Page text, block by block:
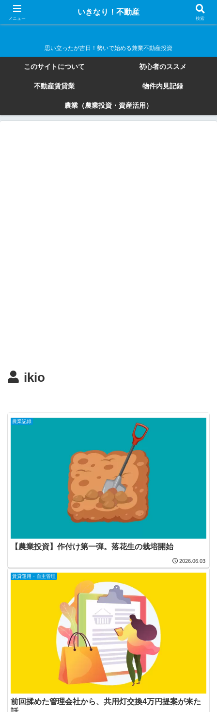
いきなり！不動産
思い立ったが吉日！勢いで始める兼業不動産投資
このサイトについて 初心者のススメ
不動産賃貸業 物件内見記録
農業（農業投資・資産活用）
ikio
農業記録
【農業投資】作付け第一弾。落花生の栽培開始
2026.06.03
賃貸運用・自主管理
前回揉めた管理会社から、共用灯交換4万円提案が来た
メニュー
いきなり！不動産
検索